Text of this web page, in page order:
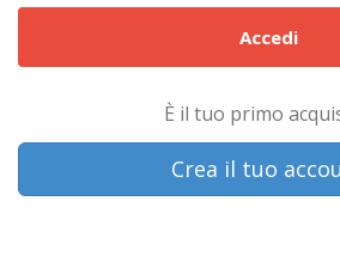
Accedi
È il tuo primo
Crea il tuo